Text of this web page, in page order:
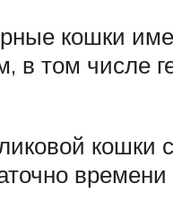
кошки
в том числе
кошки